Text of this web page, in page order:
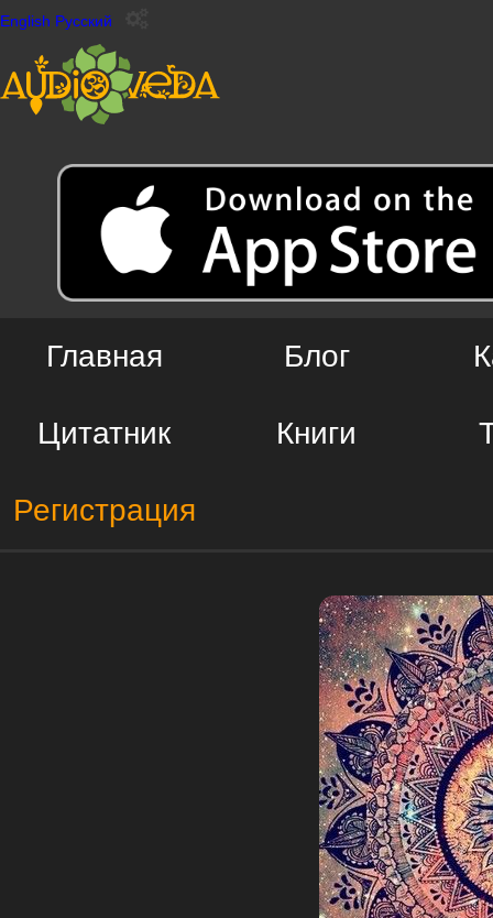
English Русский
Главная Блог
Цитатник Книги
Регистрация